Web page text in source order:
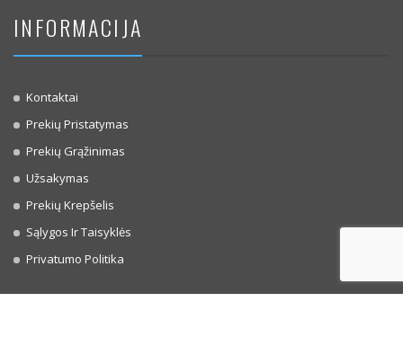
INFORMACIJA
Kontaktai
Prekių Pristatymas
Prekių Grąžinimas
Užsakymas
Prekių Krepšelis
Sąlygos Ir Taisyklės
Privatumo Politika